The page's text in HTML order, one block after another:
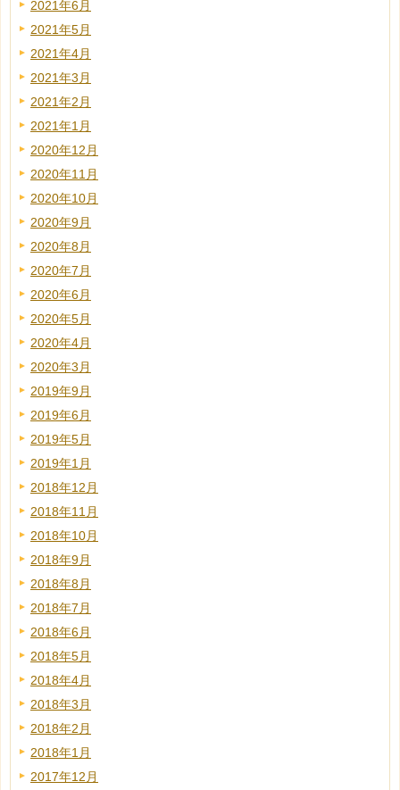
2021年6月
2021年5月
2021年4月
2021年3月
2021年2月
2021年1月
2020年12月
2020年11月
2020年10月
2020年9月
2020年8月
2020年7月
2020年6月
2020年5月
2020年4月
2020年3月
2019年9月
2019年6月
2019年5月
2019年1月
2018年12月
2018年11月
2018年10月
2018年9月
2018年8月
2018年7月
2018年6月
2018年5月
2018年4月
2018年3月
2018年2月
2018年1月
2017年12月